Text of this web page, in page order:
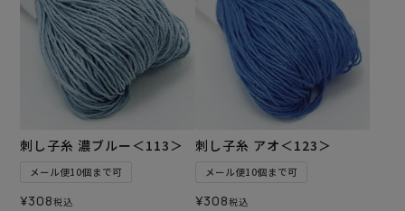
刺し子糸 濃ブルー＜113＞
メール便10個まで可
¥308税込
刺し子糸 アオ＜123＞
メール便10個まで可
¥308税込